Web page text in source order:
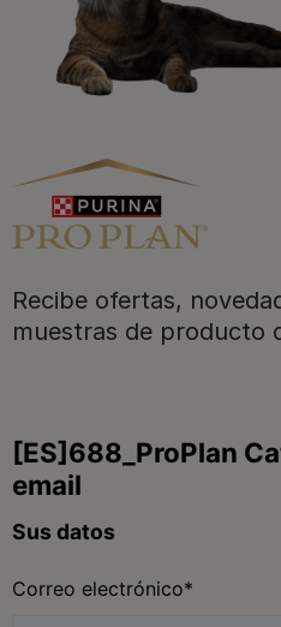
Recibe ofertas,
muestras de producto
Purina
Para nuestros socios